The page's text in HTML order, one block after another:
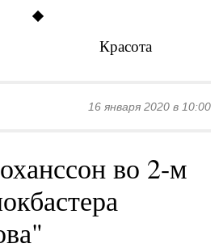
Красота
16 января 2020 в 10:00
во 2-м